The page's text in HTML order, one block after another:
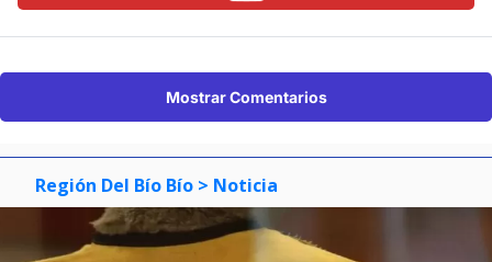
Mostrar Comentarios
Región Del Bío Bío > Noticia